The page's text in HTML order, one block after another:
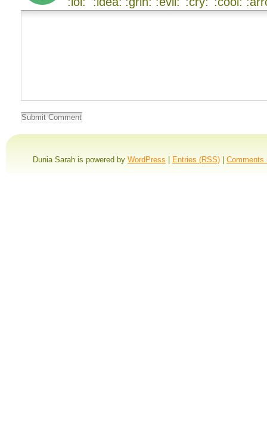
Dunia Sarah is powered by WordPress | Entries (RSS) | Comments